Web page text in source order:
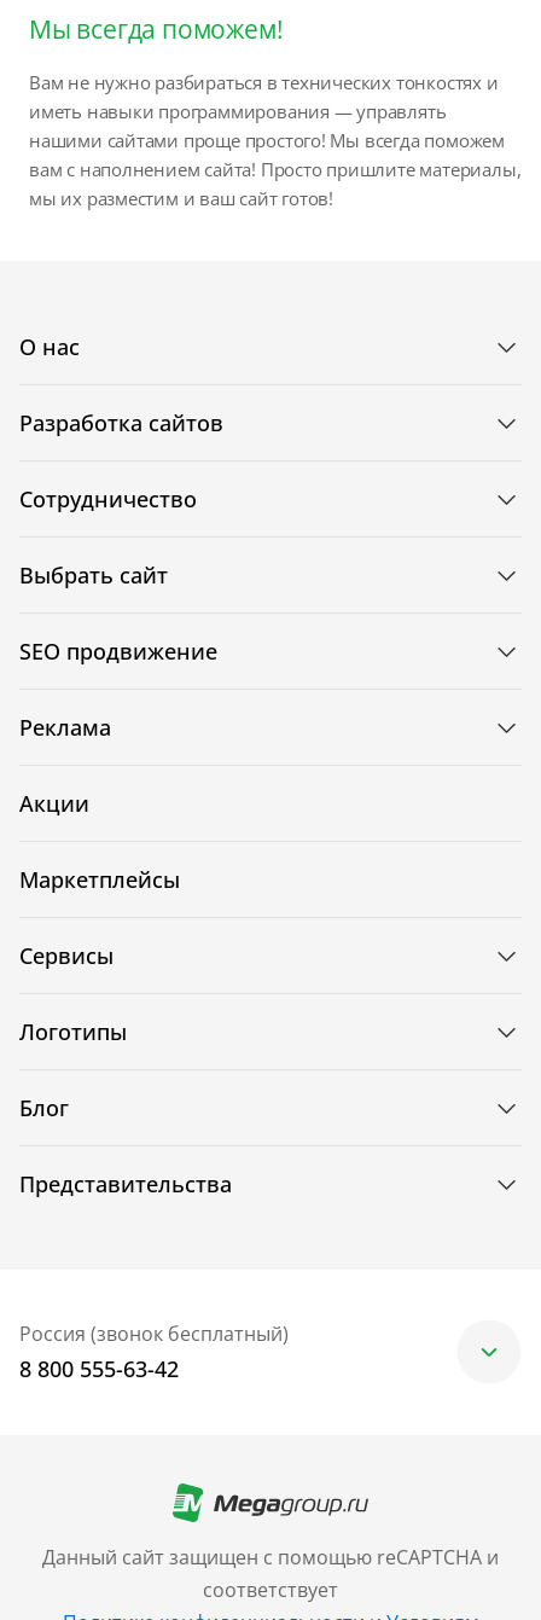
Мы всегда поможем!
Вам не нужно разбираться в технических тонкостях и
иметь навыки программирования — управлять
нашими сайтами проще простого! Мы всегда поможем
вам с наполнением сайта! Просто пришлите материалы,
мы их разместим и ваш сайт готов!
Данный сайт защищен с помощью reCAPTCHA и
соответствует
О нас
Разработка сайтов
Сотрудничество
Выбрать сайт
SEO продвижение
Реклама
Акции
Маркетплейсы
Сервисы
Логотипы
Блог
Представительства
Россия (звонок бесплатный)
8 800 555-63-42
+7 (499) 705-30-10
Санкт-Петербург
+7 (812) 600-77-33